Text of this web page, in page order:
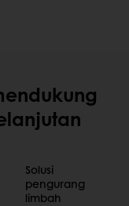
Solusi
pengurang
limbah